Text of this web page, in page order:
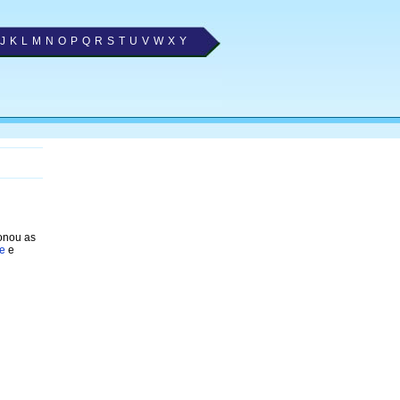
J K L M N O P Q R S T U V W X Y
as
e